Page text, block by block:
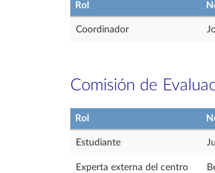
Rol
Coordinador
Comisión de
Rol
Estudiante
Experta externa del centro